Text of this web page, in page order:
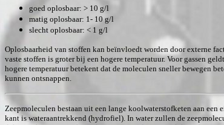
goed oplosbaar: > 10 g/l
matig oplosbaar: 1- 10 g/l
slecht oplosbaar: < 1 g/l
Oplosbaarheid van stoffen kan beïnvloedt worden door externe
vaste stoffen is groter bij een hogere temperatuur. Voor gassen
hogere temperatuur betekent dat de moleculen sneller bewegen
kunnen ontsnappen.
Zeepmoleculen bestaan uit een lange koolwaterstofketen aan een
kant is wateraantrekkend (hydrofiel). In water zullen de